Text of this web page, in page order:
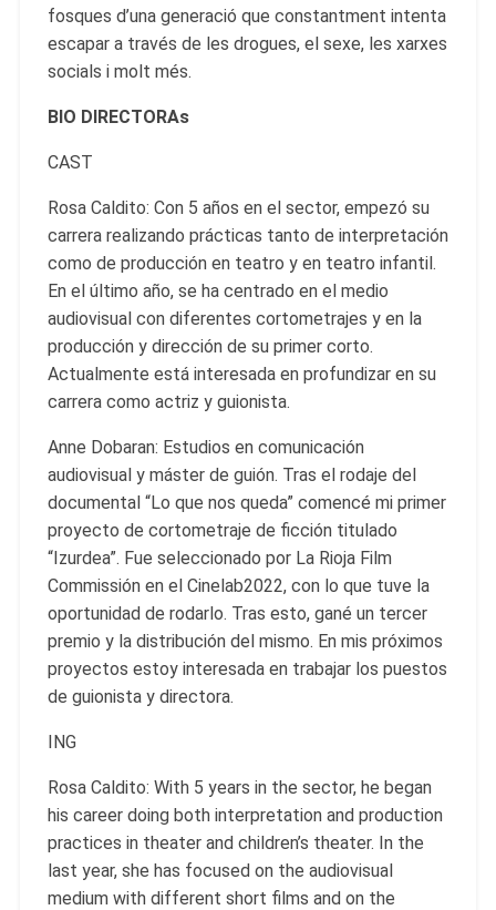
fosques d’una generació que constantment intenta
escapar a través de les drogues, el sexe, les xarxes
socials i molt més.
BIO DIRECTORAs
CAST
Rosa Caldito: Con 5 años en el sector, empezó su
carrera realizando prácticas tanto de interpretación
como de producción en teatro y en teatro infantil.
En el último año, se ha centrado en el medio
audiovisual con diferentes cortometrajes y en la
producción y dirección de su primer corto.
Actualmente está interesada en profundizar en su
carrera como actriz y guionista.
Anne Dobaran: Estudios en comunicación
audiovisual y máster de guión. Tras el rodaje del
documental “Lo que nos queda” comencé mi primer
proyecto de cortometraje de ficción titulado
“Izurdea”. Fue seleccionado por La Rioja Film
Commissión en el Cinelab2022, con lo que tuve la
oportunidad de rodarlo. Tras esto, gané un tercer
premio y la distribución del mismo. En mis próximos
proyectos estoy interesada en trabajar los puestos
de guionista y directora.
ING
Rosa Caldito: With 5 years in the sector, he began
his career doing both interpretation and production
practices in theater and children’s theater. In the
last year, she has focused on the audiovisual
medium with different short films and on the